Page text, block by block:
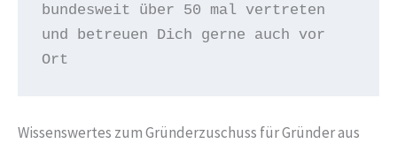
bundesweit über 50 mal vertreten
und betreuen Dich gerne auch vor
Ort
Wissenswertes zum Gründerzuschuss für Gründer aus